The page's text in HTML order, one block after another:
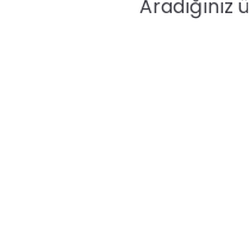
Aradığınız